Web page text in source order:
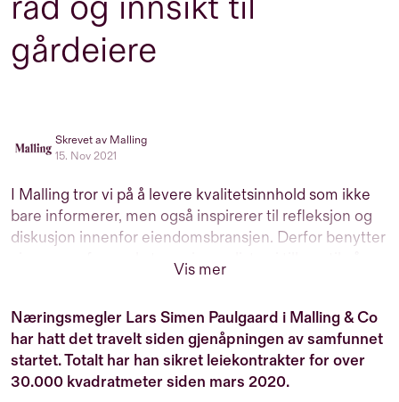
gårdeiere
Skrevet av Malling
15. Nov 2021
I Malling tror vi på å levere kvalitetsinnhold som ikke
bare informerer, men også inspirerer til refleksjon og
diskusjon innenfor eiendomsbransjen. Derfor benytter
vi oss av erfarne eksterne journalister, i tillegg til våre
interne eksperter, til å produsere informativt,
interessert i eiendom. Vårt mål er å gi deg innsikt og
perspektiver som hjelper deg i dine beslutninger.
Vis mer
Næringsmegler Lars Simen Paulgaard i Malling & Co
har hatt det travelt siden gjenåpningen av samfunnet
startet. Totalt har han sikret leiekontrakter for over
30.000 kvadratmeter siden mars 2020.